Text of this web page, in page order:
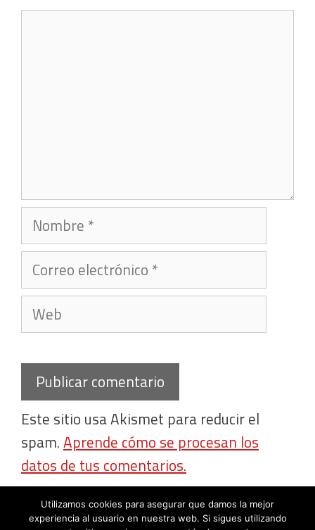
Nombre
Correo
electrónico
Web
Este sitio usa Akismet para reducir el
spam.Aprende cómo se procesan los
datos de tus comentarios.
Utilizamos cookies para asegurar que damos la mejor
experiencia al usuario en nuestra web. Si sigues utilizando